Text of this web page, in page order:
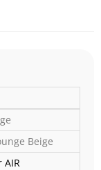
Beige
AIR